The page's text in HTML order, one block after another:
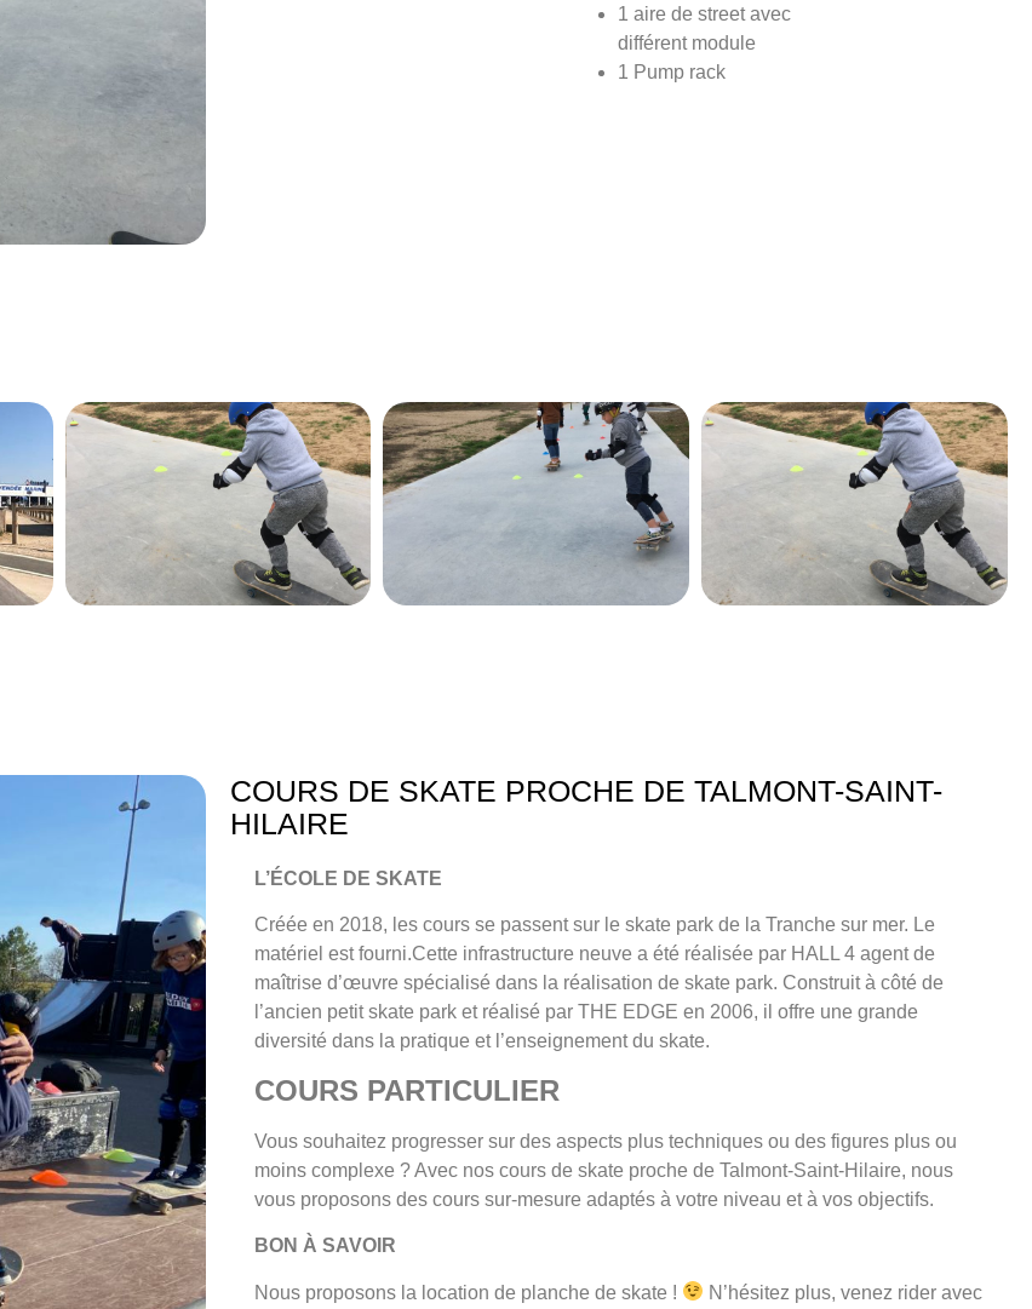
1 aire de street avec
différent module
1 Pump rack
COURS DE SKATE PROCHE DE TALMONT-SAINT-
HILAIRE
L’ÉCOLE DE SKATE
Créée en 2018, les cours se passent sur le skate park de la Tranche sur mer. Le
matériel est fourni.Cette infrastructure neuve a été réalisée par HALL 4 agent de
maîtrise d’œuvre spécialisé dans la réalisation de skate park. Construit à côté de
l’ancien petit skate park et réalisé par THE EDGE en 2006, il offre une grande
diversité dans la pratique et l’enseignement du skate.
COURS PARTICULIER
Vous souhaitez progresser sur des aspects plus techniques ou des figures plus ou
moins complexe ? Avec nos cours de skate proche de Talmont-Saint-Hilaire, nous
vous proposons des cours sur-mesure adaptés à votre niveau et à vos objectifs.
BON À SAVOIR
Nous proposons la location de planche de skate !
N’hésitez plus, venez rider avec